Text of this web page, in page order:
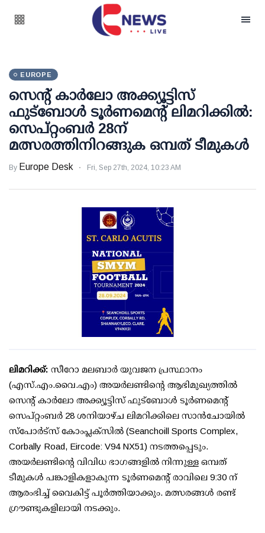
EUROPE
സെൻ്റ് കാർലോ അക്ക്യൂട്ടിസ്
ഫുട്ബോൾ ടൂർണമെന്റ് ലിമറിക്കിൽ:
സെപ്റ്റംബർ 28ന്
മത്സരത്തിനിറങ്ങുക ഒമ്പത് ടീമുകൾ
By Europe Desk Fri, Sep 27th, 2024, 10:23 AM
ലിമറിക്ക്: സീറോ മലബാർ യുവജന പ്രസ്ഥാനം
(എസ്.എം.വൈ.എം) അയർലണ്ടിന്റെ ആഭിമുഖ്യത്തിൽ
സെൻ്റ് കാർലോ അക്ക്യൂട്ടിസ് ഫുട്ബോൾ ടൂർണമെന്റ്
സെപ്റ്റംബർ 28 ശനിയാഴ്ച ലിമറിക്കിലെ സാൻചോയിൽ
സ്പോർട്സ് കോംപ്ലക്സിൽ (Seanchoill Sports Complex,
Corbally Road, Eircode: V94 NX51) നടത്തപ്പെടും.
അയർലണ്ടിന്റെ വിവിധ ഭാഗങ്ങളിൽ നിന്നുള്ള ഒമ്പത്
ടീമുകൾ പങ്കാളികളാകുന്ന ടൂർണമെന്റ് രാവിലെ 9:30 ന്
ആരംഭിച്ച് വൈകിട്ട് പൂർത്തിയാക്കും. മത്സരങ്ങൾ രണ്ട്
ഗ്രൗണ്ടുകളിലായി നടക്കും.